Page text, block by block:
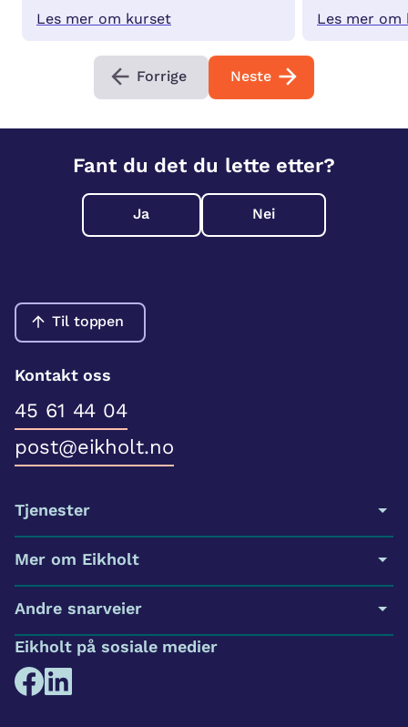
Les mer om kurset
Les mer om
Forrige Neste
Fant du det du lette etter?
Ja Nei
Til toppen
Kontakt oss
45 61 44 04
post@eikholt.no
Tjenester
Mer om Eikholt
Andre snarveier
Eikholt på sosiale medier